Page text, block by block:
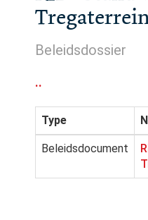
Beleidsdossier
..
Type
Beleidsdocument